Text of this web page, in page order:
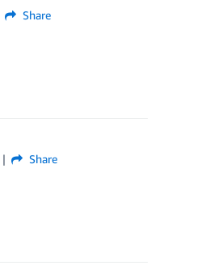
Share
Share